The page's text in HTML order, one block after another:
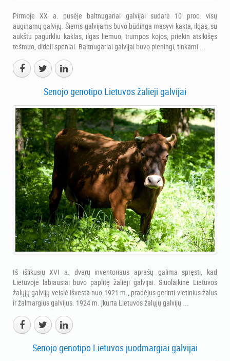
Pirmoje XX a. pusėje baltnugariai galvijai sudarė 10 proc. visų
auginamų galvijų. Šiems galvijams buvo būdinga masyvi kakta, ilgas, su
aukštu pagurkliu kaklas, ilgas liemuo, trumpos kojos, priekin atsikišęs
tešmuo, dideli speniai. Baltnugariai galvijai buvo pieningi, tinkami ...
Senojo genotipo Lietuvos žalieji galvijai
Iš išlikusių XVI a. dvarų inventoriaus aprašų galima spręsti, kad
Lietuvoje labiausiai buvo paplitę žalieji galvijai. Šiuolaikinė Lietuvos
žalųjų galvijų veislė išvesta nuo 1921 m., pradėjus gerinti vietinius žalus
ir žalmargius galvijus. 1924 m. įkurta Lietuvos žalųjų galvijų ...
Senojo genotipo Lietuvos juodmargiai galvijai